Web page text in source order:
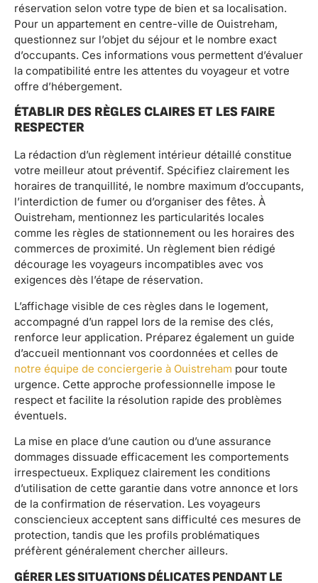
réservation selon votre type de bien et sa localisation.
Pour un appartement en centre-ville de Ouistreham,
questionnez sur l’objet du séjour et le nombre exact
d’occupants. Ces informations vous permettent d’évaluer
la compatibilité entre les attentes du voyageur et votre
offre d’hébergement.
ÉTABLIR DES RÈGLES CLAIRES ET LES FAIRE
RESPECTER
La rédaction d’un règlement intérieur détaillé constitue
votre meilleur atout préventif. Spécifiez clairement les
horaires de tranquillité, le nombre maximum d’occupants,
l’interdiction de fumer ou d’organiser des fêtes. À
Ouistreham, mentionnez les particularités locales
comme les règles de stationnement ou les horaires des
commerces de proximité. Un règlement bien rédigé
décourage les voyageurs incompatibles avec vos
exigences dès l’étape de réservation.
L’affichage visible de ces règles dans le logement,
accompagné d’un rappel lors de la remise des clés,
renforce leur application. Préparez également un guide
d’accueil mentionnant vos coordonnées et celles de
notre équipe de conciergerie à Ouistreham pour toute
urgence. Cette approche professionnelle impose le
respect et facilite la résolution rapide des problèmes
éventuels.
La mise en place d’une caution ou d’une assurance
dommages dissuade efficacement les comportements
irrespectueux. Expliquez clairement les conditions
d’utilisation de cette garantie dans votre annonce et lors
de la confirmation de réservation. Les voyageurs
consciencieux acceptent sans difficulté ces mesures de
protection, tandis que les profils problématiques
préfèrent généralement chercher ailleurs.
GÉRER LES SITUATIONS DÉLICATES PENDANT LE